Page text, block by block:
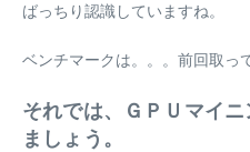
ばっちり認識していますね。
ベンチマークは。。。前回取っ
それでは、ＧＰＵマイ
ましょう。